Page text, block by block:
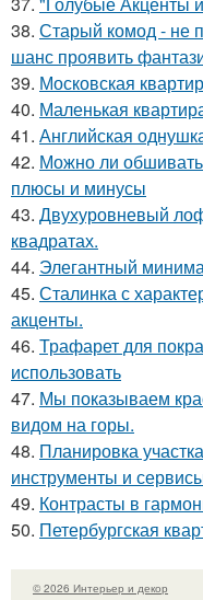
38. Старый комод - не
шанс проявить
39. Московская
40. Маленькая
41. Английская
42. Можно ли
плюсы и минусы
43. Двухуровневый
квадратах.
44. Элегантный
45. Сталинка с
акценты.
46. Трафарет для
использовать
47. Мы показываем
видом на горы.
48. Планировка
инструменты и
49. Контрасты в
50. Петербургская
© 2026 Интерьер и декор